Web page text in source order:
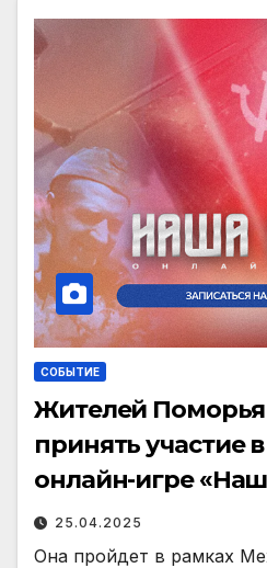
СОБЫТИЕ
Жителей
принять участие
онлайн-игре
25.04.2025
Она пройдет в рамках